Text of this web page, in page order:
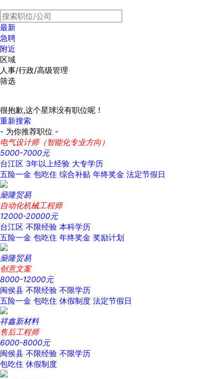
最新
急聘
附近
区域
人事/行政/高级管理
筛选
很抱歉,这个星球没有职位呢！
重新搜索
- 为你推荐职位 -
电气设计师（智能化专业方向）
5000-7000元
台江区 3年以上经验 大专学历
五险一金 包吃住 综合补贴 年终奖金 法定节假日
燊隆贸易
自动化机械工程师
12000-20000元
台江区 不限经验 本科学历
五险一金 包吃住 年终奖金 奖励计划
燊隆贸易
创意文案
8000-12000元
闽侯县 不限经验 不限学历
五险一金 包吃住 休假制度 法定节假日
祥鑫新材料
售后工程师
6000-8000元
闽侯县 不限经验 不限学历
包吃住 休假制度